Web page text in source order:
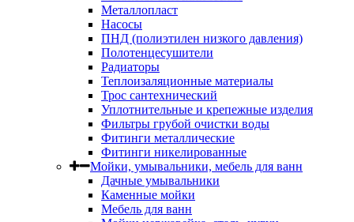
Металлопласт
Насосы
ПНД (полиэтилен низкого давления)
Полотенцесушители
Радиаторы
Теплоизаляционные материалы
Трос сантехнический
Уплотнительные и крепежные изделия
Фильтры грубой очистки воды
Фитинги металлические
Фитинги никелированные
Мойки, умывальники, мебель для ванн
Дачные умывальники
Каменные мойки
Мебель для ванн